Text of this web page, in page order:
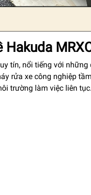
Hakuda
tín, nổi tiếng với
rửa xe công nghiệp
trường làm việc liên tục.